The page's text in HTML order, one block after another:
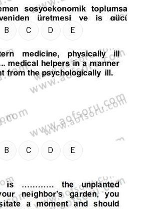
B C D E
B C D E